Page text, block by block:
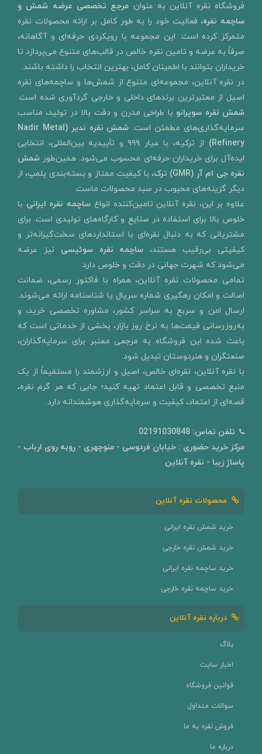
​فروشگاه نقره آنلاین به‌ عنوان مرجع تخصصی عرضه شمش و
ساچمه نقره، فعالیت خود را به‌ طور کامل بر ارائه محصولات نقره
متمرکز کرده است. این مجموعه با رویکردی حرفه‌ای و آگاهانه،
صرفاً به عرضه و تامین نقره خالص در قالب‌های متنوع می‌پردازد تا
خریداران بتوانند با اطمینان کامل، بهترین انتخاب را داشته باشند.
در نقره آنلاین، مجموعه‌ای متنوع از شمش‌ها و ساچمه‌های نقره
اصیل از معتبرترین برندهای داخلی و خارجی گردآوری شده است.
شمش نقره سوپرانو با طراحی مدرن و دقت بالا در تولید، مناسب
سرمایه‌گذاری‌های مطمئن است. شمش نقره ندیر
(Nadir Metal
Refinery)
از ترکیه، با عیار ۹۹۹ و تأییدیه بین‌المللی، انتخابی
ایده‌آل برای خریداران حرفه‌ای محسوب می‌شود. همین‌طور شمش
نقره جی ام آر (GMR) ترک
، با کیفیت ممتاز و بسته‌بندی پلمپ، از
دیگر گزینه‌های محبوب در سبد محصولات ماست.
علاوه بر این، نقره آنلاین تامین‌کننده انواع ساچمه نقره ایرانی با
خلوص بالا برای استفاده در صنایع و کارگاه‌های تولیدی است. برای
مشتریانی که به دنبال نقره‌ای با استانداردهای سخت‌گیرانه‌تر و
کیفیتی بی‌رقیب هستند، ساچمه نقره سوئیسی نیز عرضه
می‌شود که شهرت جهانی در دقت و خلوص دارد.
تمامی محصولات نقره آنلاین، همراه با فاکتور رسمی، ضمانت
اصالت و امکان رهگیری شماره سریال یا شناسنامه ارائه می‌شوند.
ارسال امن و سربع به سراسر کشور، مشاوره تخصصی خرید، و
به‌روزرسانی قیمت‌ها به نرخ روز بازار، بخشی از خدماتی است که
باعث شده این فروشگاه به مرجعی معتبر برای سرمایه‌گذاران،
صنعتگران و هنردوستان تبدیل شود.
با نقره آنلاین، نقره‌ای خالص، اصیل و ارزشمند را مستقیماً از یک
منبع تخصصی و قابل اعتماد تهیه کنید؛ جایی که هر گرم نقره،
قصه‌ای از اعتماد، کیفیت و سرمایه‌گذاری هوشمندانه دارد.
تلفن تماس: 02191030848
مرکز خرید حضوری : خیابان فردوسی - منوچهری - روبه روی ارباب -
پاساژ زیبا - نقره آنلاین
محصولات نقره آنلاین
خرید شمش نقره ایرانی
خرید شمش نقره خارجی
خرید ساچمه نقره ایرانی
خرید ساچمه نقره خارجی
درباره نقره آنلاین
بلاگ
اخبار سایت
قوانین فروشگاه
سوالات متداول
فروش نقره به ما
درباره ما